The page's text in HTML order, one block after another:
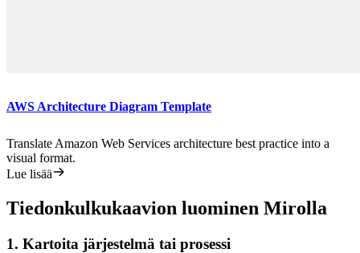
AWS Architecture Diagram Template
Translate Amazon Web Services architecture best practice into a
visual format.
Lue lisää
Tiedonkulkukaavion luominen Mirolla
1. Kartoita järjestelmä tai prosessi